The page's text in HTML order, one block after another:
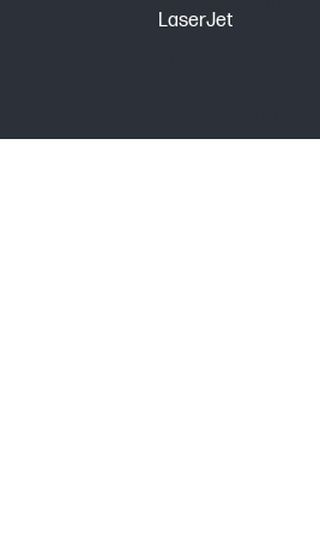
Nombre total de
LaserJet